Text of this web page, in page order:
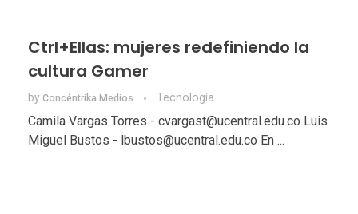
Ctrl+Ellas: mujeres redefiniendo la
cultura Gamer
by Concéntrika Medios Tecnologí­a
Camila Vargas Torres - cvargast@ucentral.edu.co Luis
Miguel Bustos - lbustos@ucentral.edu.co En ...